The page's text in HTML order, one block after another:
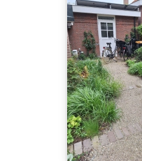
deze tuin. Deze stalling
scooter en meerdere
vlakverdeling oogt het
harmonieus vanaf de
Onze bijdrage begon bij
fietsenstalling. De
op betonvoeten en
hoogwaardige verf, wat